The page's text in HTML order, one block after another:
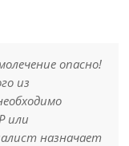
опасно!
из
или
назначает